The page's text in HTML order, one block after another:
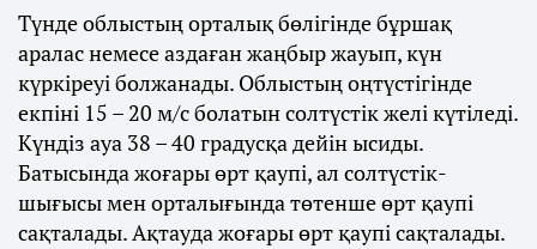
Түнде облыстың орталық бөлігінде бұршақ
аралас немесе аздаған жаңбыр жауып, күн
күркіреуі болжанады. Облыстың оңтүстігінде
екпіні 15 – 20 м/с болатын солтүстік желі күтіледі.
Күндіз ауа 38 – 40 градусқа дейін ысиды.
Батысында жоғары өрт қаупі, ал солтүстік-
шығысы мен орталығында төтенше өрт қаупі
сақталады. Ақтауда жоғары өрт қаупі сақталады.